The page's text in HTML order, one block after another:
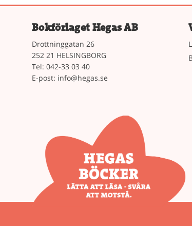
Bokförlaget Hegas AB
Drottninggatan 26
252 21 HELSINGBORG
Tel: 042-33 03 40
E-post: info@hegas.se